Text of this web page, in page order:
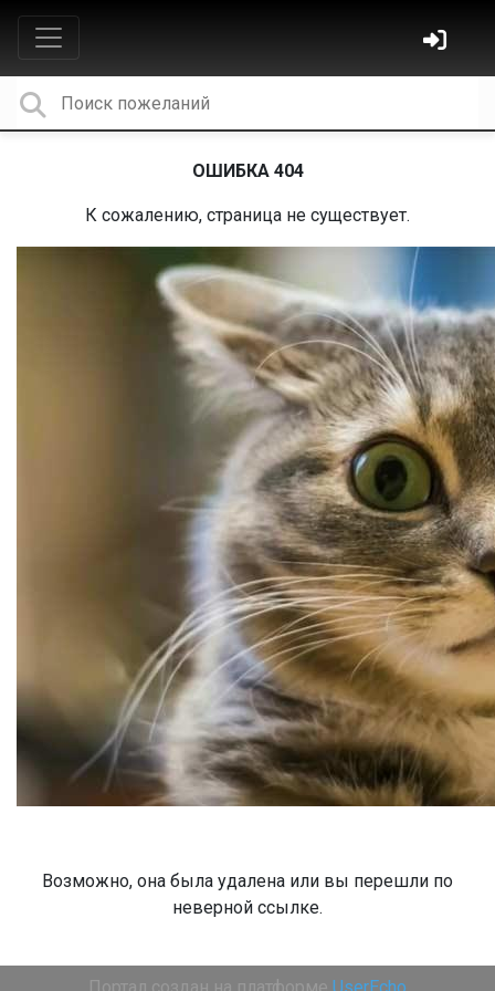
ОШИБКА 404
К сожалению, страница не существует.
Возможно, она была удалена или вы перешли по
неверной ссылке.